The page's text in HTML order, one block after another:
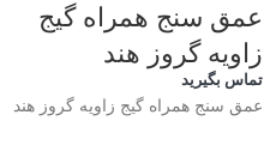
عمق سنج همراه گیج
زاویه گروز هند
تماس بگیرید
عمق سنج همراه گیج زاویه گروز هند